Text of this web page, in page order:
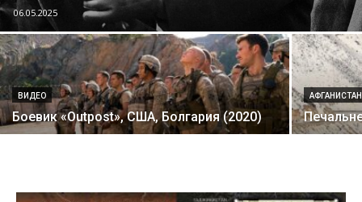
06.05.2025
ВИДЕО
Боевик «Outpost», США, Болгария (2020)
АФГАНИСТАН